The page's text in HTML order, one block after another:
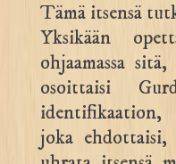
Tämä itsensä
Yksikään
ohjaamassa
osoittaisi
joka